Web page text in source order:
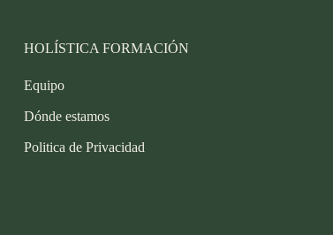
HOLÍSTICA FORMACIÓN
Equipo
Dónde estamos
Politica de Privacidad